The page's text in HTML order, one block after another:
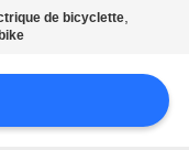
de bicyclette,